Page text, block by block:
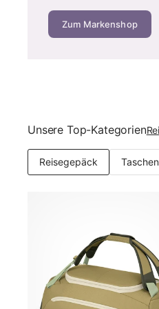
Wie viel kostet ein
Mittelklasse (80–150
Travelite, Titan und
Premium-Segment
Bric's und Porsche
Jahren auf 12,50 € pro
Anschaffungspreis
namenlose Ware.
Richtig packen:
Zum Markenshop
Unsere Top-Kategorien
Reisegepäck Taschen